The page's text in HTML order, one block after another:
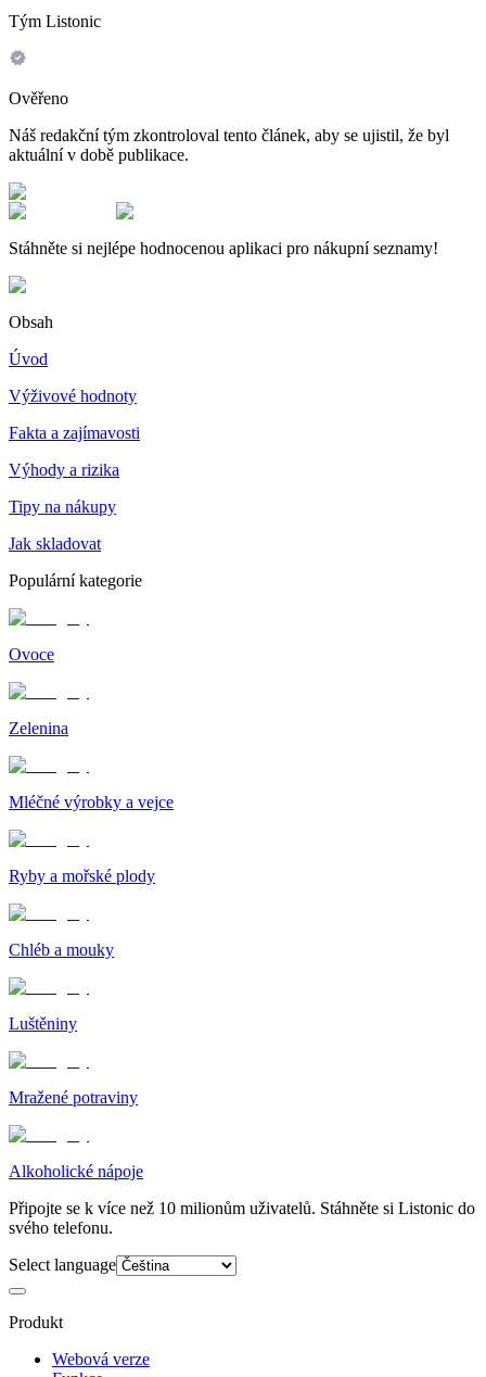
Tým Listonic
Ověřeno
Náš redakční tým zkontroloval tento článek, aby se ujistil, že byl
aktuální v době publikace.
Stáhněte si nejlépe hodnocenou aplikaci pro nákupní seznamy!
Obsah
Úvod
Výživové hodnoty
Fakta a zajímavosti
Výhody a rizika
Tipy na nákupy
Jak skladovat
Populární kategorie
Ovoce
Zelenina
Mléčné výrobky a vejce
Ryby a mořské plody
Chléb a mouky
Luštěniny
Mražené potraviny
Alkoholické nápoje
Připojte se k více než 10 milionům uživatelů. Stáhněte si Listonic do
svého telefonu.
Select language
Produkt
Webová verze